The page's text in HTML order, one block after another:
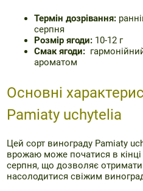
кількість
Термін дозрівання:
серпня
Розмір ягоди: 10-12 г
Смак ягоди:
ароматом
Основні
Pamiaty uchytelia
Цей сорт винограду Pamiaty
врожаю може початися в
серпня, що дозволяє отримати
насолодитися свіжим